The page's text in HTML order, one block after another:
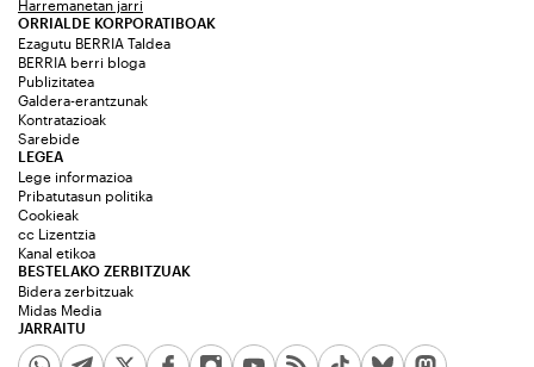
Harremanetan jarri
ORRIALDE KORPORATIBOAK
Ezagutu BERRIA Taldea
BERRIA berri bloga
Publizitatea
Galdera-erantzunak
Kontratazioak
Sarebide
JARRAITU
LEGEA
Lege informazioa
Pribatutasun politika
Cookieak
cc Lizentzia
Kanal etikoa
BESTELAKO ZERBITZUAK
Bidera zerbitzuak
Midas Media